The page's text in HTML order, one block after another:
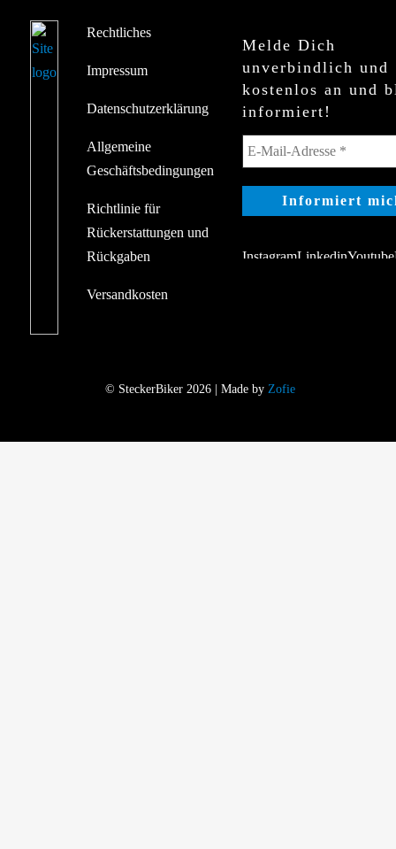
Rechtliches
Impressum
Datenschutzerklärung
Allgemeine
Geschäftsbedingungen
Richtlinie für
Rückerstattungen und
Rückgaben
Versandkosten
Melde Dich
unverbindlich und
kostenlos an und
informiert!
© SteckerBiker 2026 | Made by Zofie